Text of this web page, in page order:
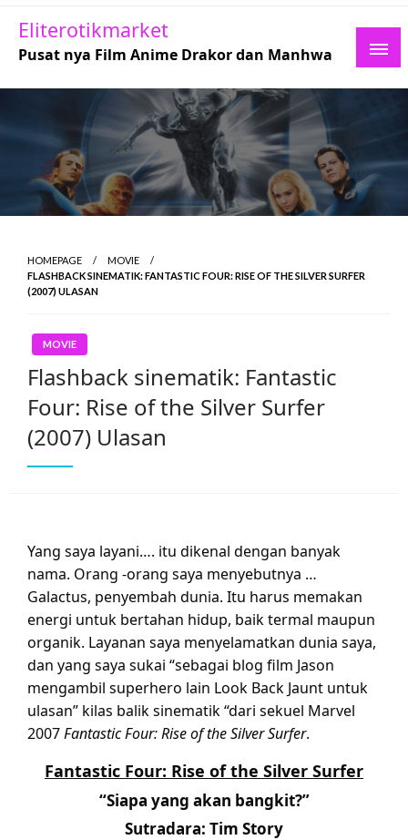
Skip
content
Eliterotikmarket
Pusat nya Film Anime Drakor dan Manhwa
HOMEPAGE
MOVIE
FLASHBACK SINEMATIK: FANTASTIC FOUR: RISE OF THE SILVER SURFER
(2007) ULASAN
MOVIE
Flashback sinematik: Fantastic
Four: Rise of the Silver Surfer
(2007) Ulasan
Yang saya layani…. itu dikenal dengan banyak
nama. Orang -orang saya menyebutnya …
Galactus, penyembah dunia. Itu harus memakan
energi untuk bertahan hidup, baik termal maupun
organik. Layanan saya menyelamatkan dunia saya,
dan yang saya sukai “sebagai blog film Jason
mengambil superhero lain Look Back Jaunt untuk
ulasan” kilas balik sinematik “dari sekuel Marvel
2007Fantastic Four: Rise of the Silver Surfer.
Fantastic Four: Rise of the Silver Surfer
“Siapa yang akan bangkit?”
Sutradara: Tim Story